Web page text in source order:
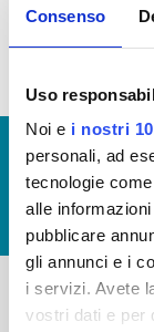
Consenso
Uso
Noi e i nostri
personali, ad
tecnologie
alle
pubblicare
gli annunci e i
i servizi. Avete
vostri dati e per
bis, comma 3
© Copyright